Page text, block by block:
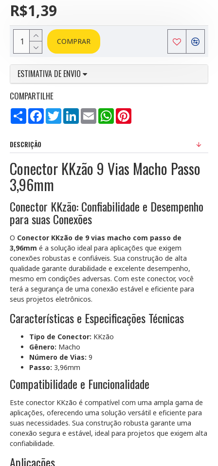
R$1,39
COMPRAR
ESTIMATIVA DE ENVIO
COMPARTILHE
Compartilhar
FacebookTwitterLinkedInEmail WhatsApp
DESCRIÇÃO
Conector KKzão 9 Vias Macho Passo
3,96mm
Conector KKzão: Confiabilidade e Desempenho
para suas Conexões
O Conector KKzão de 9 vias macho com passo de
3,96mm é a solução ideal para aplicações que exigem
conexões robustas e confiáveis. Sua construção de alta
qualidade garante durabilidade e excelente desempenho,
mesmo em condições adversas. Com este conector, você
terá a segurança de uma conexão estável e eficiente para
seus projetos eletrônicos.
Características e Especificações Técnicas
Tipo de Conector: KKzão
Gênero: Macho
Número de Vias: 9
Passo: 3,96mm
Compatibilidade e Funcionalidade
Este conector KKzão é compatível com uma ampla gama de
aplicações, oferecendo uma solução versátil e eficiente para
suas necessidades. Sua construção robusta garante uma
conexão segura e estável, ideal para projetos que exigem alta
confiabilidade.
Aplicações